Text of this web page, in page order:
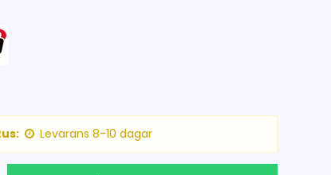
Levarans 8-10 dagar